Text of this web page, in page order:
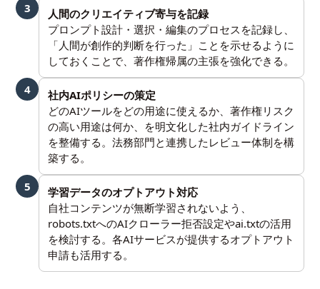
3
人間のクリエイティブ寄与を記録
プロンプト設計・選択・編集のプロセスを記録し、
「人間が創作的判断を行った」ことを示せるように
しておくことで、著作権帰属の主張を強化できる。
4
社内AIポリシーの策定
どのAIツールをどの用途に使えるか、著作権リスク
の高い用途は何か、を明文化した社内ガイドライン
を整備する。法務部門と連携したレビュー体制を構
築する。
5
学習データのオプトアウト対応
自社コンテンツが無断学習されないよう、
robots.txtへのAIクローラー拒否設定やai.txtの活用
を検討する。各AIサービスが提供するオプトアウト
申請も活用する。